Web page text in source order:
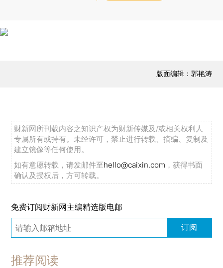
版面编辑：郭艳涛
财新网所刊载内容之知识产权为财新传媒及/或相关权利人
专属所有或持有。未经许可，禁止进行转载、摘编、复制及
建立镜像等任何使用。
如有意愿转载，请发邮件至hello@caixin.com ，获得书面
确认及授权后，方可转载。
免费订阅财新网主编精选版电邮
订阅
推荐阅读